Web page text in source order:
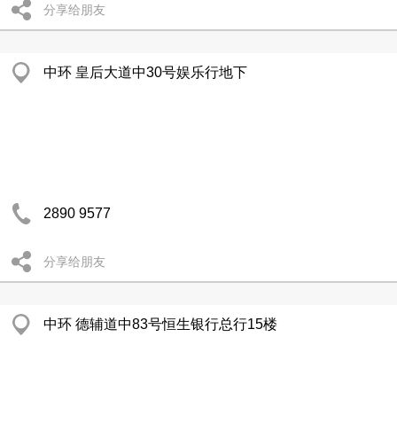
分享给朋友
中环 皇后大道中30号娱乐行地下
2890 9577
分享给朋友
中环 德辅道中83号恒生银行总行15楼